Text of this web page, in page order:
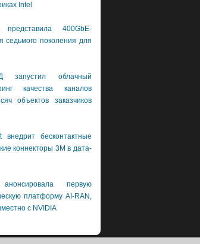
Intel
представила 400GbE-
седьмого поколения для
запустил облачный
качества каналов
объектов заказчиков
внедрит бесконтактные
коннекторы 3M в дата-
первую
платформу AI-RAN,
с NVIDIA